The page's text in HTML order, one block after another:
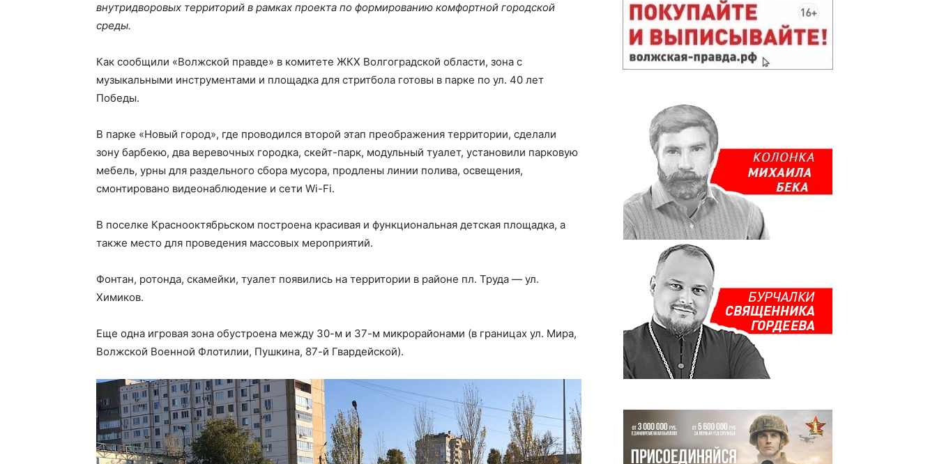
внутридворовых территорий в рамках проекта по формированию комфортной городской
среды.
Как сообщили «Волжской правде» в комитете ЖКХ Волгоградской области, зона с
музыкальными инструментами и площадка для стритбола готовы в парке по ул. 40 лет
Победы.
В парке «Новый город», где проводился второй этап преображения территории, сделали
зону барбекю, два веревочных городка, скейт-парк, модульный туалет, установили парковую
мебель, урны для раздельного сбора мусора, продлены линии полива, освещения,
смонтировано видеонаблюдение и сети Wi-Fi.
В поселке Краснооктябрьском построена красивая и функциональная детская площадка, а
также место для проведения массовых мероприятий.
Фонтан, ротонда, скамейки, туалет появились на территории в районе пл. Труда — ул.
Химиков.
Еще одна игровая зона обустроена между 30-м и 37-м микрорайонами (в границах ул. Мира,
Волжской Военной Флотилии, Пушкина, 87-й Гвардейской).